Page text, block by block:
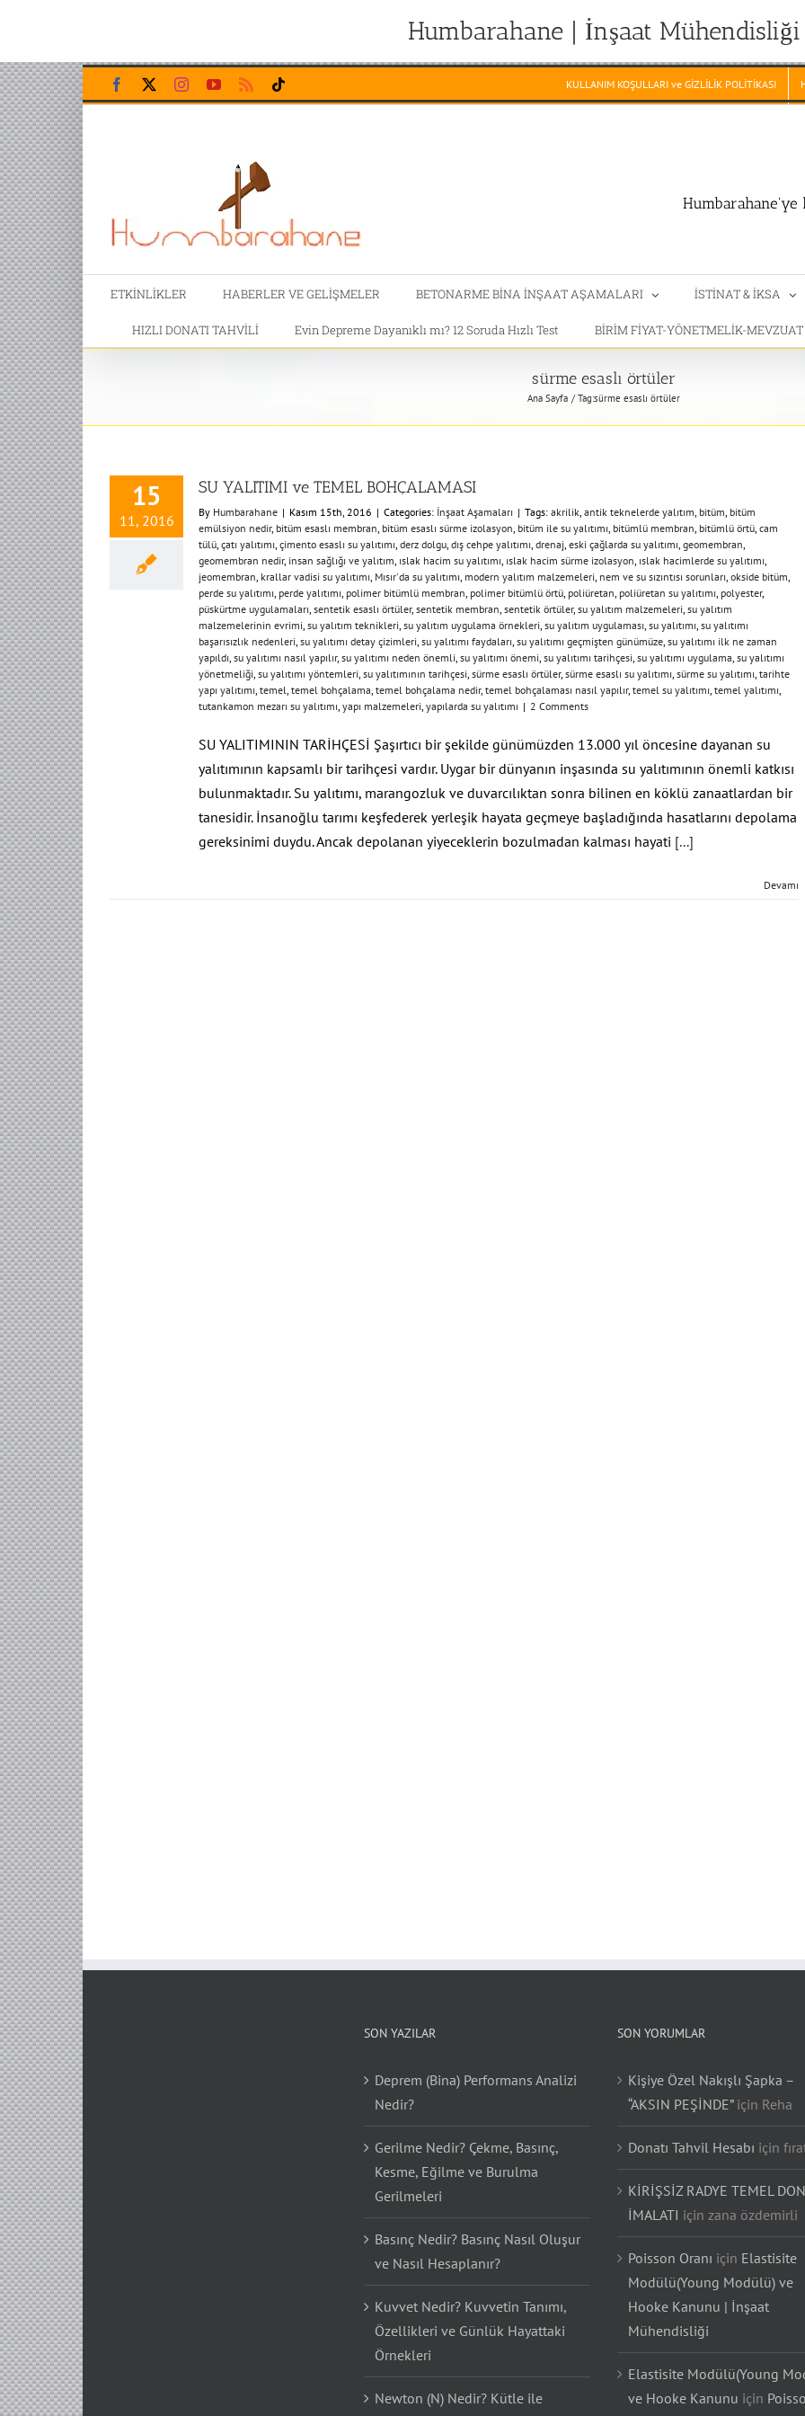
Humbarahane | İnşaat Mühendisliği
Skip
to
content
Facebook InstagramYouTubeRss KULLANIM KOŞULLARI ve GİZLİLİK POLİTİKASI
Humbarahane'ye
ETKİNLİKLER HABERLER VE GELİŞMELER BETONARME BİNA İNŞAAT AŞAMALARI İSTİNAT & İKSA
HIZLI DONATI TAHVİLİ Evin Depreme Dayanıklı mı? 12 Soruda Hızlı Test BİRİM FİYAT-YÖNETMELİK-
sürme esaslı örtüler
Ana Sayfa Tag:sürme esaslı örtüler
15
11, 2016
SU YALITIMI ve TEMEL BOHÇALAMASI
By Humbarahane | Kasım 15th, 2016 | Categories: İnşaat Aşamaları | Tags: akrilik, antik teknelerde yalıtım, bitüm, bitüm
emülsiyon nedir, bitüm esaslı membran, bitüm esaslı sürme izolasyon, bitüm ile su yalıtımı, bitümlü membran, bitümlü örtü, cam
tülü, çatı yalıtımı, çimento esaslı su yalıtımı, derz dolgu, dış cehpe yalıtımı, drenaj, eski çağlarda su yalıtımı, geomembran,
geomembran nedir, insan sağlığı ve yalıtım, ıslak hacim su yalıtımı, ıslak hacim sürme izolasyon, ıslak hacimlerde su yalıtımı,
jeomembran, krallar vadisi su yalıtımı, Mısır'da su yalıtımı, modern yalıtım malzemeleri, nem ve su sızıntısı sorunları, okside bitüm,
perde su yalıtımı, perde yalıtımı, polimer bitümlü membran, polimer bitümlü örtü, poliüretan, poliüretan su yalıtımı, polyester,
püskürtme uygulamaları, sentetik esaslı örtüler, sentetik membran, sentetik örtüler, su yalıtım malzemeleri, su yalıtım
malzemelerinin evrimi, su yalıtım teknikleri, su yalıtım uygulama örnekleri, su yalıtım uygulaması, su yalıtımı, su yalıtımı
başarısızlık nedenleri, su yalıtımı detay çizimleri, su yalıtımı faydaları, su yalıtımı geçmişten günümüze, su yalıtımı ilk ne zaman
yapıldı, su yalıtımı nasıl yapılır, su yalıtımı neden önemli, su yalıtımı önemi, su yalıtımı tarihçesi, su yalıtımı uygulama, su yalıtımı
yönetmeliği, su yalıtımı yöntemleri, su yalıtımının tarihçesi, sürme esaslı örtüler, sürme esaslı su yalıtımı, sürme su yalıtımı, tarihte
yapı yalıtımı, temel, temel bohçalama, temel bohçalama nedir, temel bohçalaması nasıl yapılır, temel su yalıtımı, temel yalıtımı,
tutankamon mezarı su yalıtımı, yapı malzemeleri, yapılarda su yalıtımı | 2 Comments
SU YALITIMININ TARİHÇESİ Şaşırtıcı bir şekilde günümüzden 13.000 yıl öncesine dayanan su
yalıtımının kapsamlı bir tarihçesi vardır. Uygar bir dünyanın inşasında su yalıtımının önemli katkısı
bulunmaktadır. Su yalıtımı, marangozluk ve duvarcılıktan sonra bilinen en köklü zanaatlardan bir
tanesidir. İnsanoğlu tarımı keşfederek yerleşik hayata geçmeye başladığında hasatlarını depolama
gereksinimi duydu. Ancak depolanan yiyeceklerin bozulmadan kalması hayati [...]
Devamı
Deprem (Bina) Performans Analizi
Nedir?
Gerilme Nedir? Çekme, Basınç,
Kesme, Eğilme ve Burulma
Gerilmeleri
Basınç Nedir? Basınç Nasıl Oluşur
ve Nasıl Hesaplanır?
Kuvvet Nedir? Kuvvetin Tanımı,
Özellikleri ve Günlük Hayattaki
Örnekleri
Kişiye Özel Nakışlı Şapka –
“AKSIN PEŞİNDE”
için Reha
Donatı Tahvil Hesabı içinfırat
KİRİŞSİZ RADYE TEMEL
İMALATI için zana özdemirli
Poisson Oranıiçin Elastisite
Modülü(Young Modülü) ve
Hooke Kanunu | İnşaat
Mühendisliği
Elastisite Modülü(Young